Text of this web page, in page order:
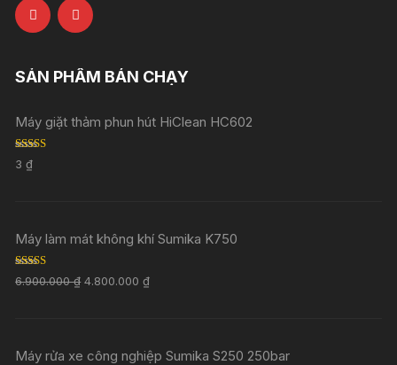
SẢN PHẨM BÁN CHẠY
Máy giặt thảm phun hút HiClean HC602
Rated
out of 5
3₫
Máy làm mát không khí Sumika K750
Rated 5.00
out of 5
6.900.000₫ 4.800.000₫
Máy rửa xe công nghiệp Sumika S250 250bar